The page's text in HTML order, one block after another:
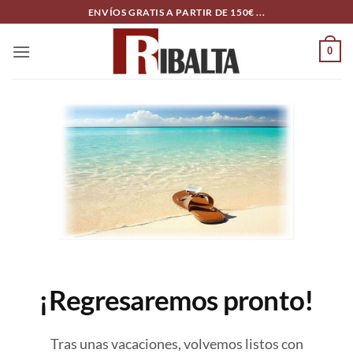
to
content
ENVÍOS GRATIS A PARTIR DE 150€ ...
0
¡Regresaremos pronto!
Tras unas vacaciones, volvemos listos con